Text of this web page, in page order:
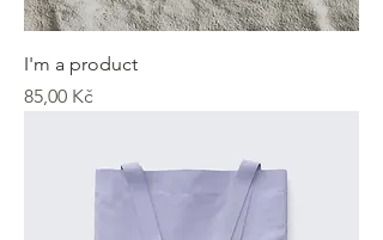
I'm a product
Cena
85,00 Kč